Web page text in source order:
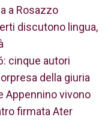
a Rosazzo
discutono lingua,
cinque autori
della giuria
Appennino vivono
firmata Ater